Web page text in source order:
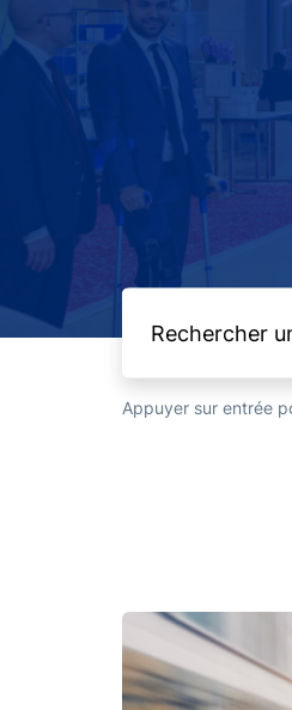
Appuyer sur entrée
Image